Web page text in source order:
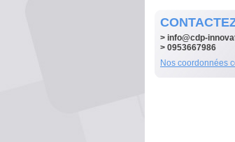
> info@cdp-
> 0953667986
Nos coordonnées